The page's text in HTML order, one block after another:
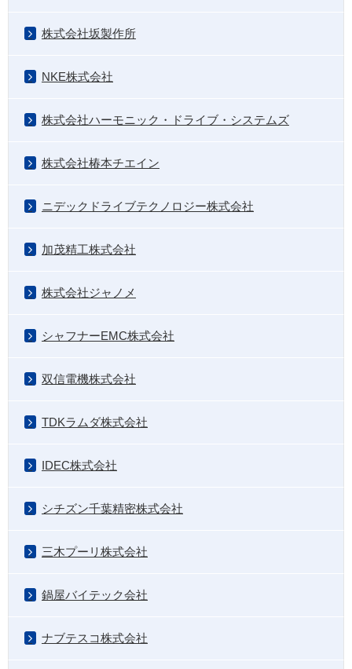
株式会社坂製作所
NKE株式会社
株式会社ハーモニック・ドライブ・システムズ
株式会社椿本チエイン
ニデックドライブテクノロジー株式会社
加茂精工株式会社
株式会社ジャノメ
シャフナーEMC株式会社
双信電機株式会社
TDKラムダ株式会社
IDEC株式会社
シチズン千葉精密株式会社
三木プーリ株式会社
鍋屋バイテック会社
ナブテスコ株式会社